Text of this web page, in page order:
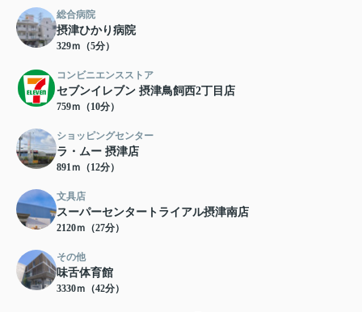
総合病院
摂津ひかり病院
329ｍ（5分）
コンビニエンスストア
セブンイレブン 摂津鳥飼西2丁目店
759ｍ（10分）
ショッピングセンター
ラ・ムー 摂津店
891ｍ（12分）
文具店
スーパーセンタートライアル摂津南店
2120ｍ（27分）
その他
味舌体育館
3330ｍ（42分）